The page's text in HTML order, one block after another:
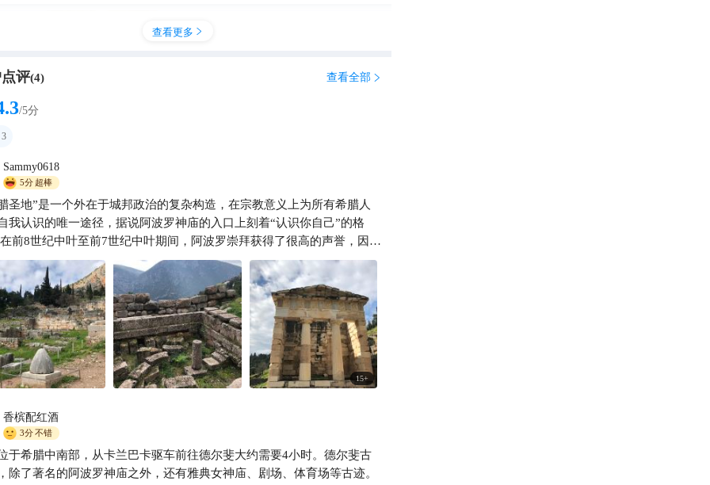
行必住✨德尔斐卡斯塔利亚酒店美到失语
求幸福的旅行者
查看更多 
评(4) 查看全部 
/5分
3
Sammy0618
5分超棒
圣地”是一个外在于城邦政治的复杂构造，在宗教意义上为所有希腊人
我认识的唯一途径，据说阿波罗神庙的入口上刻着“认识你自己”的格
前8世纪中叶至前7世纪中叶期间，阿波罗崇拜获得了很高的声誉，因为
时如火如荼的殖民事业的守护神。 前373年，一场地震严重地破坏了圣
筑，对它的命运起了决定性的作用。正是前4世纪下半叶，于其艰苦的
同时，希腊经历了政治的动荡，圣地因而逐渐走向衰落。自公元1世纪
治以来，圣地再也没有出现过新的建筑。 公元392年，罗马皇帝狄奥多
签发谕令禁止异教信仰，标志着阿波罗崇拜的终结。圣地的遗址于公元
个村庄占据，于15世纪被重新发现。 神谕的运作在历史上经历了不少变
据最权威的见证者之一，曾经是神庙的一名祭司的普鲁塔克的说法，在
代（公元1世纪）神庙里只有一个女预言家，她每个月受到一次请求；
阿波罗的另一个神庙里，神谕只是通过意念传到预言者的精神中，这使
可能进行更自由的发挥。 在基督教时代，金口若望认为皮提娅是一个
附体的女人，它从三脚架下的地层深处钻入女预言者体内。 每年，当阿
开的时候自然没有神谕，这造成每年神谕重开的时候总是有无数的信徒
15+
香槟配红酒
3分不错
于希腊中南部，从卡兰巴卡驱车前往德尔斐大约需要4小时。德尔斐古
除了著名的阿波罗神庙之外，还有雅典女神庙、剧场、体育场等古迹。